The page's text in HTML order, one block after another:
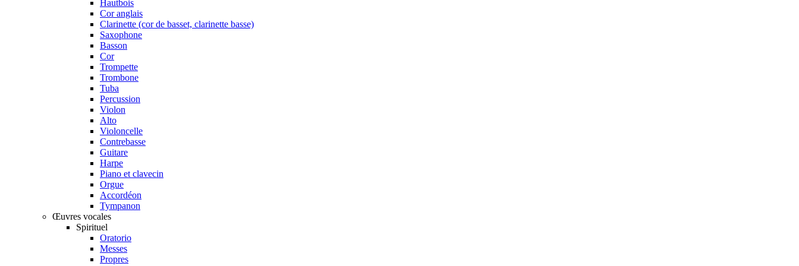
Hautbois
Cor anglais
Clarinette (cor de basset, clarinette basse)
Saxophone
Basson
Cor
Trompette
Trombone
Tuba
Percussion
Violon
Alto
Violoncelle
Contrebasse
Guitare
Harpe
Piano et clavecin
Orgue
Accordéon
Tympanon
Œuvres vocales
Spirituel
Oratorio
Messes
Propres